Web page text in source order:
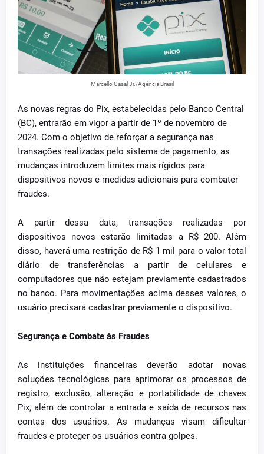
Marcello Casal Jr./Agência Brasil
As novas regras do Pix, estabelecidas pelo Banco Central
(BC), entrarão em vigor a partir de 1º de novembro de
2024. Com o objetivo de reforçar a segurança nas
transações realizadas pelo sistema de pagamento, as
mudanças introduzem limites mais rígidos para
dispositivos novos e medidas adicionais para combater
fraudes.
A partir dessa data, transações realizadas por
dispositivos novos estarão limitadas a R$ 200. Além
disso, haverá uma restrição de R$ 1 mil para o valor total
diário de transferências a partir de celulares e
computadores que não estejam previamente cadastrados
no banco. Para movimentações acima desses valores, o
usuário precisará cadastrar previamente o dispositivo.
Segurança e Combate às Fraudes
As instituições financeiras deverão adotar novas
soluções tecnológicas para aprimorar os processos de
registro, exclusão, alteração e portabilidade de chaves
Pix, além de controlar a entrada e saída de recursos nas
contas dos usuários. As mudanças visam dificultar
fraudes e proteger os usuários contra golpes.